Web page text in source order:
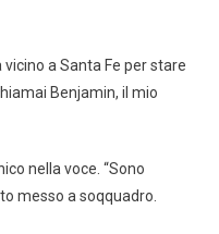
a Santa Fe per stare
Benjamin, il mio
nella voce. “Sono
messo a soqquadro.